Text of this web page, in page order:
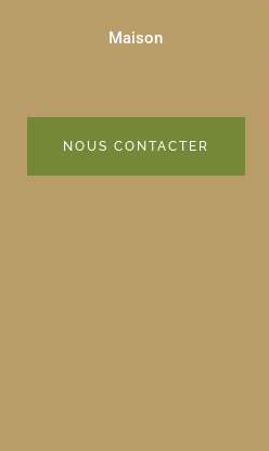
Maison
NOUS CONTACTER